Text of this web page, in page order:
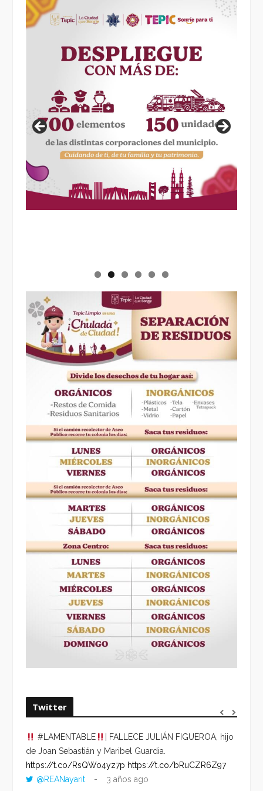
Twitter
#LAMENTABLE
| FALLECE JULIÁN FIGUEROA, hijo
de Joan Sebastián y Maribel Guardia.
https://t.co/RsQWo4yz7p https://t.co/bRuCZR6Z97
@REANayarit
3 años ago